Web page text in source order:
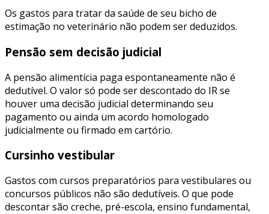
Os gastos para tratar da saúde de seu bicho de
estimação no veterinário não podem ser deduzidos.
Pensão sem decisão judicial
A pensão alimentícia paga espontaneamente não é
dedutível. O valor só pode ser descontado do IR se
houver uma decisão judicial determinando seu
pagamento ou ainda um acordo homologado
judicialmente ou firmado em cartório.
Cursinho vestibular
Gastos com cursos preparatórios para vestibulares ou
concursos públicos não são dedutíveis. O que pode
descontar são creche, pré-escola, ensino fundamental,